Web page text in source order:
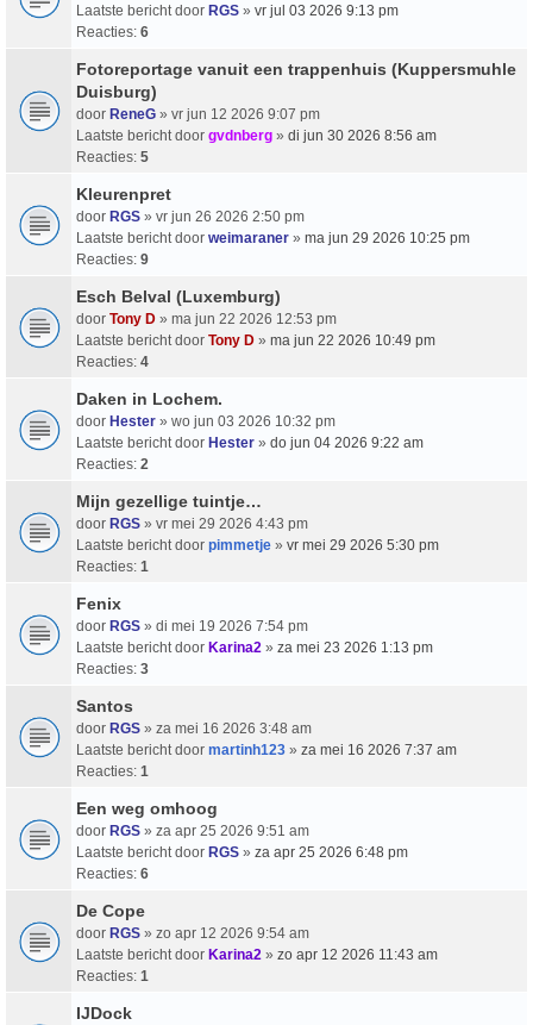
Laatste bericht door RGS » vr jul 03 2026 9:13 pm
Reacties: 6
Fotoreportage vanuit een trappenhuis (Kuppersmuhle
Duisburg)
door ReneG » vr jun 12 2026 9:07 pm
Laatste bericht door gvdnberg » di jun 30 2026 8:56 am
Reacties: 5
Kleurenpret
door RGS » vr jun 26 2026 2:50 pm
Laatste bericht door weimaraner » ma jun 29 2026 10:25 pm
Reacties: 9
Esch Belval (Luxemburg)
door Tony D » ma jun 22 2026 12:53 pm
Laatste bericht door Tony D » ma jun 22 2026 10:49 pm
Reacties: 4
Daken in Lochem.
door Hester » wo jun 03 2026 10:32 pm
Laatste bericht door Hester » do jun 04 2026 9:22 am
Reacties: 2
Mijn gezellige tuintje…
door RGS » vr mei 29 2026 4:43 pm
Laatste bericht door pimmetje » vr mei 29 2026 5:30 pm
Reacties: 1
Fenix
door RGS » di mei 19 2026 7:54 pm
Laatste bericht door Karina2 » za mei 23 2026 1:13 pm
Reacties: 3
Santos
door RGS » za mei 16 2026 3:48 am
Laatste bericht door martinh123 » za mei 16 2026 7:37 am
Reacties: 1
Een weg omhoog
door RGS » za apr 25 2026 9:51 am
Laatste bericht door RGS » za apr 25 2026 6:48 pm
Reacties: 6
De Cope
door RGS » zo apr 12 2026 9:54 am
Laatste bericht door Karina2 » zo apr 12 2026 11:43 am
Reacties: 1
IJDock